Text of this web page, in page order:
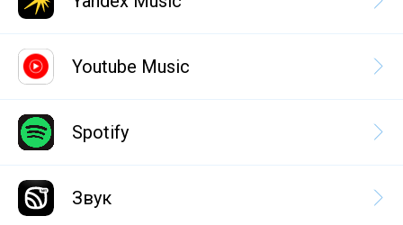
Youtube Music
Spotify
Звук